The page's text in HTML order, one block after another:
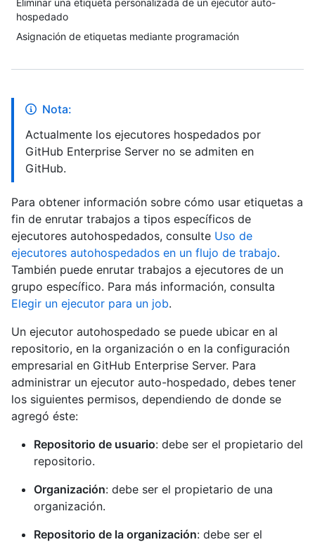
Eliminar una etiqueta personalizada de un ejecutor auto-
hospedado
Asignación de etiquetas mediante programación
Nota:
Actualmente los ejecutores hospedados por
GitHub Enterprise Server no se admiten en
GitHub.
Para obtener información sobre cómo usar etiquetas a
fin de enrutar trabajos a tipos específicos de
ejecutores autohospedados, consulte Uso de
ejecutores autohospedados en un flujo de trabajo.
También puede enrutar trabajos a ejecutores de un
grupo específico. Para más información, consulta
Elegir un ejecutor para un job.
Un ejecutor autohospedado se puede ubicar en al
repositorio, en la organización o en la configuración
empresarial en GitHub Enterprise Server. Para
administrar un ejecutor auto-hospedado, debes tener
los siguientes permisos, dependiendo de donde se
agregó éste:
Repositorio de usuario: debe ser el propietario del
repositorio.
Organización: debe ser el propietario de una
organización.
Repositorio de la organización: debe ser el